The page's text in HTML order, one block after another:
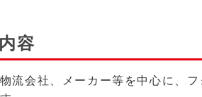
容
流会社、メーカー等を中心に、